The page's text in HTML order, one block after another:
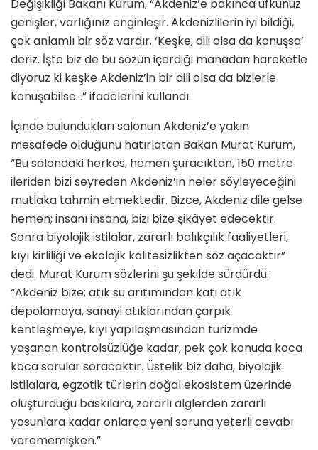
Değişikliği Bakanı Kurum, “Akdeniz’e bakınca ufkunuz
genişler, varlığınız enginleşir. Akdenizlilerin iyi bildiği,
çok anlamlı bir söz vardır. ‘Keşke, dili olsa da konuşsa’
deriz. İşte biz de bu sözün içerdiği manadan hareketle
diyoruz ki keşke Akdeniz’in bir dili olsa da bizlerle
konuşabilse…” ifadelerini kullandı.
İçinde bulundukları salonun Akdeniz’e yakın
mesafede olduğunu hatırlatan Bakan Murat Kurum,
“Bu salondaki herkes, hemen şuracıktan, 150 metre
ileriden bizi seyreden Akdeniz’in neler söyleyeceğini
mutlaka tahmin etmektedir. Bizce, Akdeniz dile gelse
hemen; insanı insana, bizi bize şikâyet edecektir.
Sonra biyolojik istilalar, zararlı balıkçılık faaliyetleri,
kıyı kirliliği ve ekolojik kalitesizlikten söz açacaktır”
dedi. Murat Kurum sözlerini şu şekilde sürdürdü:
“Akdeniz bize; atık su arıtımından katı atık
depolamaya, sanayi atıklarından çarpık
kentleşmeye, kıyı yapılaşmasından turizmde
yaşanan kontrolsüzlüğe kadar, pek çok konuda koca
koca sorular soracaktır. Üstelik biz daha, biyolojik
istilalara, egzotik türlerin doğal ekosistem üzerinde
oluşturduğu baskılara, zararlı alglerden zararlı
yosunlara kadar onlarca yeni soruna yeterli cevabı
verememişken.”